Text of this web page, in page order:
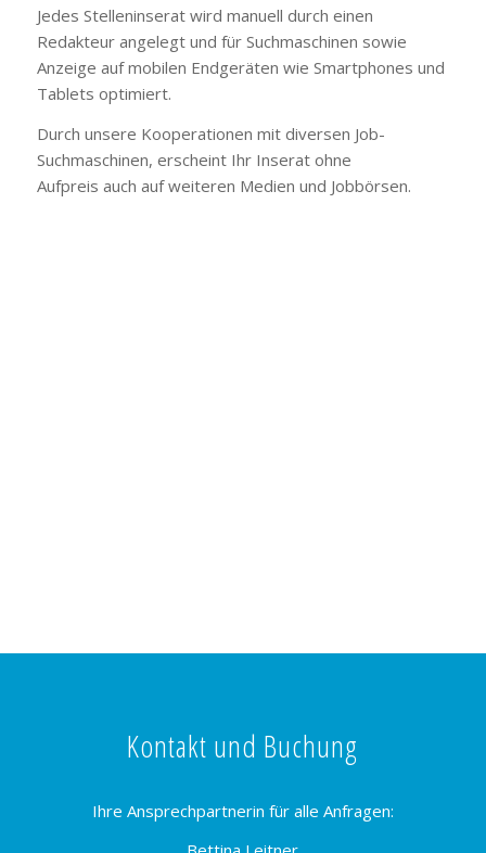
Jedes Stelleninserat wird manuell durch einen
Redakteur angelegt und für Suchmaschinen sowie
Anzeige auf mobilen Endgeräten wie Smartphones und
Tablets optimiert.
Durch unsere Kooperationen mit diversen Job-
Suchmaschinen, erscheint Ihr Inserat ohne
Aufpreis auch auf weiteren Medien und Jobbörsen.
Kontakt und Buchung
Ihre Ansprechpartnerin für alle Anfragen: